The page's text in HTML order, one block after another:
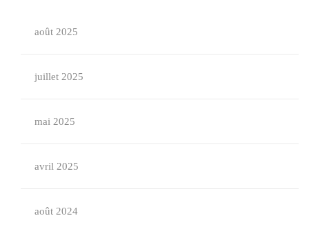
août 2025
juillet 2025
mai 2025
avril 2025
août 2024